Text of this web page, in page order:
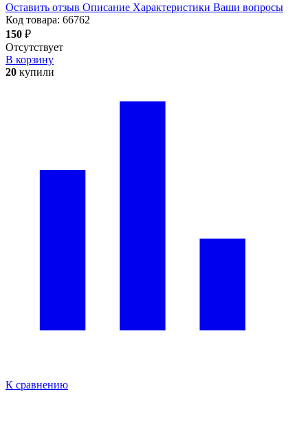
Оставить отзыв Описание Характеристики Ваши вопросы
Код товара: 66762
150 ₽
Отсутствует
В корзину
20 купили
К сравнению